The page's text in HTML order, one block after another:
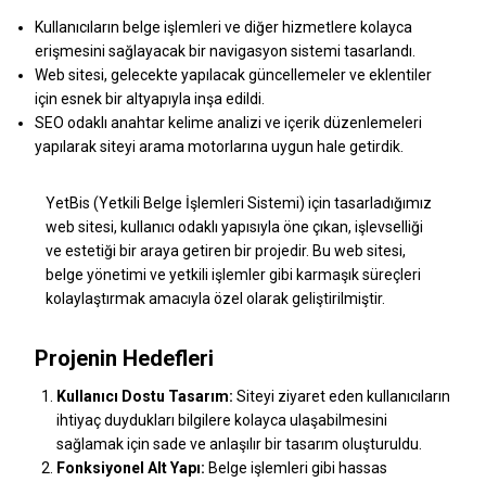
Kullanıcıların belge işlemleri ve diğer hizmetlere kolayca
erişmesini sağlayacak bir navigasyon sistemi tasarlandı.
Web sitesi, gelecekte yapılacak güncellemeler ve eklentiler
için esnek bir altyapıyla inşa edildi.
SEO odaklı anahtar kelime analizi ve içerik düzenlemeleri
yapılarak siteyi arama motorlarına uygun hale getirdik.
YetBis (Yetkili Belge İşlemleri Sistemi) için tasarladığımız
web sitesi, kullanıcı odaklı yapısıyla öne çıkan, işlevselliği
ve estetiği bir araya getiren bir projedir. Bu web sitesi,
belge yönetimi ve yetkili işlemler gibi karmaşık süreçleri
kolaylaştırmak amacıyla özel olarak geliştirilmiştir.
Projenin Hedefleri
Kullanıcı Dostu Tasarım: Siteyi ziyaret eden kullanıcıların
ihtiyaç duydukları bilgilere kolayca ulaşabilmesini
sağlamak için sade ve anlaşılır bir tasarım oluşturuldu.
Fonksiyonel Alt Yapı: Belge işlemleri gibi hassas